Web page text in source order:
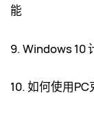
能
9. Windows 10
10. 如何使用